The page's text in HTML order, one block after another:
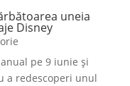
uneia
Disney
pe 9 iunie și
a redescoperi unul